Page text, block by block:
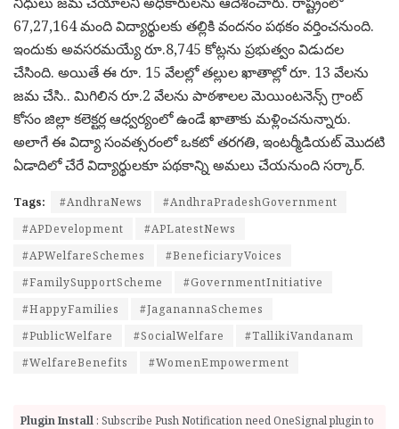
67,27,164 మంది విద్యార్థులకు తల్లికి వందనం పథకం వర్తించనుంది.
ఇందుకు అవసరమయ్యే రూ.8,745 కోట్లను ప్రభుత్వం విడుదల
చేసింది. అయితే ఈ రూ. 15 వేలల్లో తల్లుల ఖాతాల్లో రూ. 13 వేలను
జమ చేసి.. మిగిలిన రూ.2 వేలను పాఠశాలల మెయింటనెన్స్ గ్రాంట్
కోసం జిల్లా కలెక్టర్ల ఆధ్వర్యంలో ఉండే ఖాతాకు మళ్లించనున్నారు.
అలాగే ఈ విద్యా సంవత్సరంలో ఒకటో తరగతి, ఇంటర్మీడియట్‌ మొదటి
ఏడాదిలో చేరే విద్యార్థులకూ పథకాన్ని అమలు చేయనుంది సర్కార్.
Tags: #AndhraNews
#AndhraPradeshGovernment
#APDevelopment
#APLatestNews
#APWelfareSchemes
#BeneficiaryVoices
#FamilySupportScheme
#GovernmentInitiative
#HappyFamilies
#JaganannaSchemes
#PublicWelfare
#SocialWelfare
#TallikiVandanam
#WelfareBenefits
#WomenEmpowerment
Plugin Install : Subscribe Push Notification need OneSignal plugin to